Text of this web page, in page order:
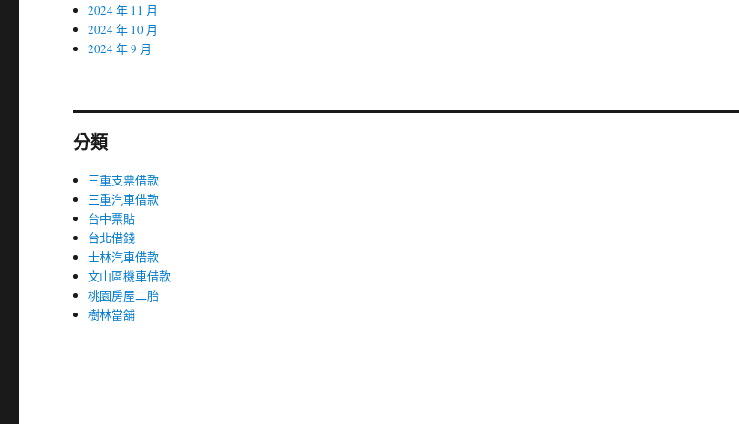
2024 年 11 月
2024 年 10 月
2024 年 9 月
分類
三重支票借款
三重汽車借款
台中票貼
台北借錢
士林汽車借款
文山區機車借款
桃園房屋二胎
樹林當舖